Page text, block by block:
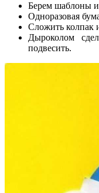
Берем шаблоны
Одноразовая
Сложить колпак
Дыроколом
подвесить.